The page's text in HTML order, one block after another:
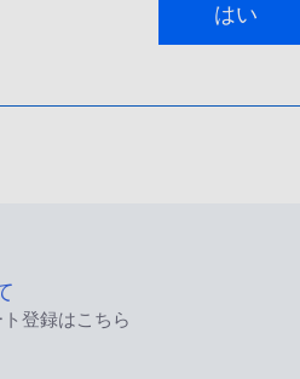
はい
登録はこちら